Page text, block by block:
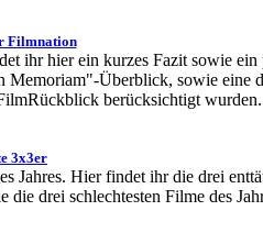
Filmnation
ihr hier ein kurzes Fazit sowie ein
Memoriam"-Überblick, sowie eine
berücksichtigt wurden.
3x3er
Jahres. Hier findet ihr die drei
drei schlechtesten Filme des